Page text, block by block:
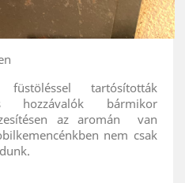
tartósították
bármikor
az aromán van
nem csak